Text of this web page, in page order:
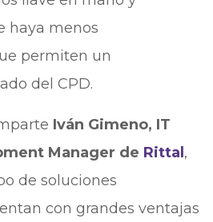
haya menos
permiten un
del CPD.
Iván Gimeno, IT
Manager de Rittal ,
de soluciones
con grandes ventajas